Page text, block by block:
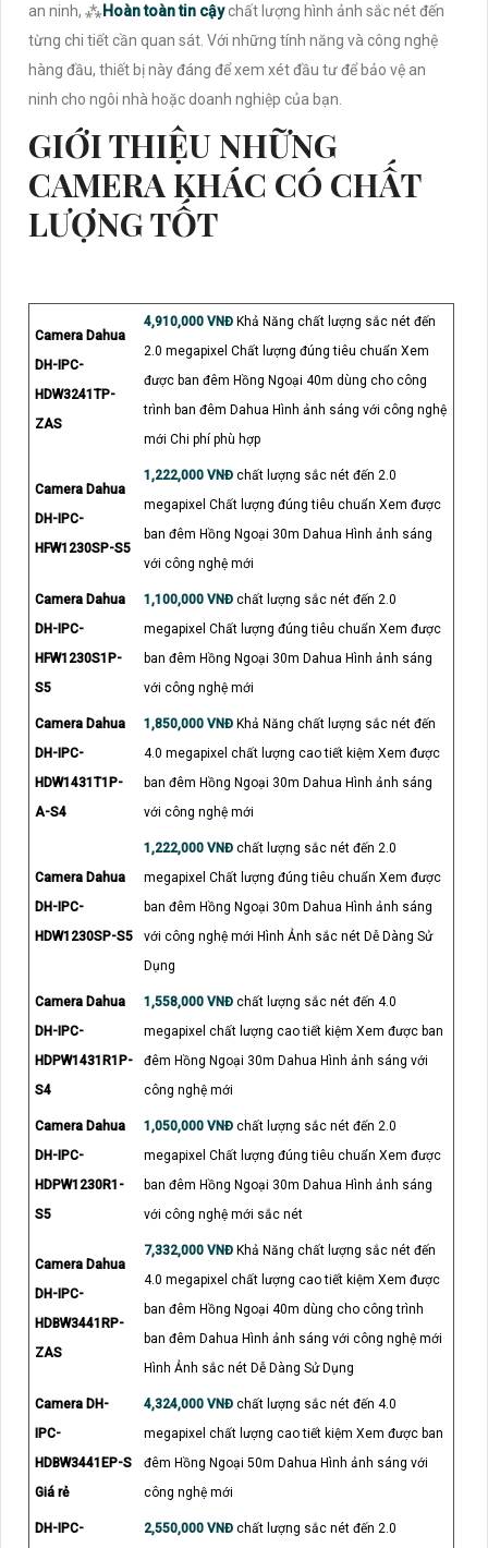
an ninh, ⁂Hoàn toàn tin cậychất lượng hình ảnh sắc nét đến
từng chi tiết cần quan sát. Với những tính năng và công nghệ
hàng đầu, thiết bị này đáng để xem xét đầu tư để bảo vệ an
ninh cho ngôi nhà hoặc doanh nghiệp của bạn.
GIỚI THIỆU NHỮNG
CAMERA KHÁC CÓ CHẤT
LƯỢNG TỐT
Camera Dahua
DH-IPC-
HDW3241TP-
ZAS
4,910,000 VNĐ Khả Năng chất lượng sắc nét đến
2.0 megapixel Chất lượng đúng tiêu chuẩn Xem
được ban đêm Hồng Ngoại 40m dùng cho công
trình ban đêm Dahua Hình ảnh sáng với công nghệ
mới Chi phí phù hợp
Camera Dahua
DH-IPC-
HFW1230SP-S5
1,222,000 VNĐ chất lượng sắc nét đến 2.0
megapixel Chất lượng đúng tiêu chuẩn Xem được
ban đêm Hồng Ngoại 30m Dahua Hình ảnh sáng
với công nghệ mới
Camera Dahua
DH-IPC-
HFW1230S1P-
S5
1,100,000 VNĐ chất lượng sắc nét đến 2.0
megapixel Chất lượng đúng tiêu chuẩn Xem được
ban đêm Hồng Ngoại 30m Dahua Hình ảnh sáng
với công nghệ mới
Camera Dahua
DH-IPC-
HDW1431T1P-
A-S4
1,850,000 VNĐ Khả Năng chất lượng sắc nét đến
4.0 megapixel chất lượng cao tiết kiệm Xem được
ban đêm Hồng Ngoại 30m Dahua Hình ảnh sáng
với công nghệ mới
Camera Dahua
DH-IPC-
HDW1230SP-S5
1,222,000 VNĐ chất lượng sắc nét đến 2.0
megapixel Chất lượng đúng tiêu chuẩn Xem được
ban đêm Hồng Ngoại 30m Dahua Hình ảnh sáng
với công nghệ mới Hình Ảnh sắc nét Dễ Dàng Sử
Dụng
Camera Dahua
DH-IPC-
HDPW1431R1P-
S4
1,558,000 VNĐ chất lượng sắc nét đến 4.0
megapixel chất lượng cao tiết kiệm Xem được ban
đêm Hồng Ngoại 30m Dahua Hình ảnh sáng với
công nghệ mới
Camera Dahua
DH-IPC-
HDPW1230R1-
S5
1,050,000 VNĐ chất lượng sắc nét đến 2.0
megapixel Chất lượng đúng tiêu chuẩn Xem được
ban đêm Hồng Ngoại 30m Dahua Hình ảnh sáng
với công nghệ mới sắc nét
Camera Dahua
DH-IPC-
HDBW3441RP-
ZAS
7,332,000 VNĐ Khả Năng chất lượng sắc nét đến
4.0 megapixel chất lượng cao tiết kiệm Xem được
ban đêm Hồng Ngoại 40m dùng cho công trình
ban đêm Dahua Hình ảnh sáng với công nghệ mới
Hình Ảnh sắc nét Dễ Dàng Sử Dụng
Camera DH-
IPC-
HDBW3441EP-S
Giá rẻ
4,324,000 VNĐ chất lượng sắc nét đến 4.0
megapixel chất lượng cao tiết kiệm Xem được ban
đêm Hồng Ngoại 50m Dahua Hình ảnh sáng với
công nghệ mới
DH-IPC-
2,550,000 VNĐ chất lượng sắc nét đến 2.0